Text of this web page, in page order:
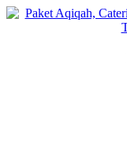
Langsung